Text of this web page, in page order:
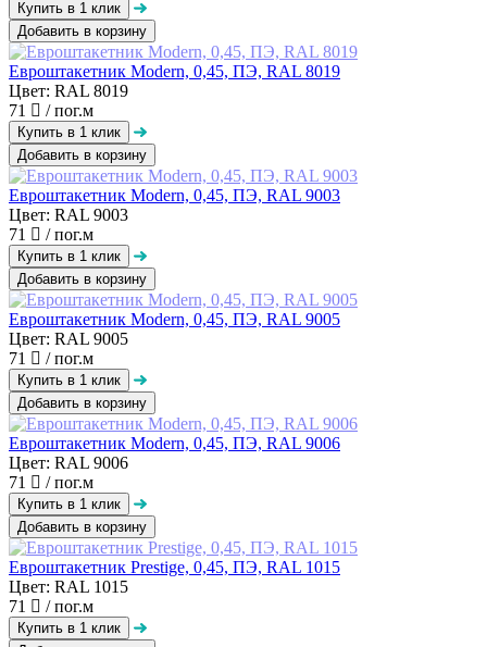
Добавить в корзину
Евроштакетник Modern, 0,45, ПЭ, RAL 8019
Цвет: RAL 8019
71
/ пог.м
Добавить в корзину
Евроштакетник Modern, 0,45, ПЭ, RAL 9003
Цвет: RAL 9003
71
/ пог.м
Добавить в корзину
Евроштакетник Modern, 0,45, ПЭ, RAL 9005
Цвет: RAL 9005
71
/ пог.м
Добавить в корзину
Евроштакетник Modern, 0,45, ПЭ, RAL 9006
Цвет: RAL 9006
71
/ пог.м
Добавить в корзину
Евроштакетник Prestige, 0,45, ПЭ, RAL 1015
Цвет: RAL 1015
71
/ пог.м